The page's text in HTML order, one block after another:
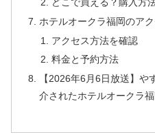
ホテルオークラ福岡のア
アクセス方法を確認
料金と予約方法
【2026年6月6日放送】
介されたホテルオークラ